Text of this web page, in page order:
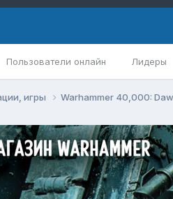
Пользователи онлайн Лидеры
игры Warhammer 40,000: